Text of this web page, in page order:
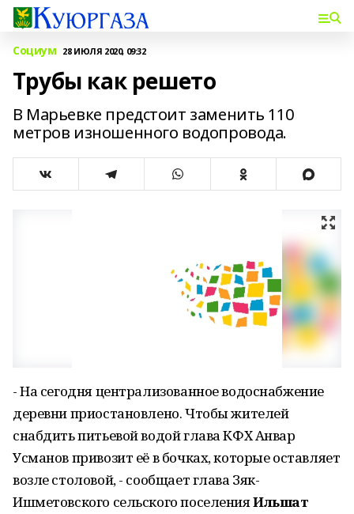
Социум 28 ИЮЛЯ 2020, 09:32
Трубы как решето
В Марьевке предстоит заменить 110
метров изношенного водопровода.
- На сегодня централизованное водоснабжение
деревни приостановлено. Чтобы жителей
снабдить питьевой водой глава КФХ Анвар
Усманов привозит её в бочках, которые оставляет
возле столовой, - сообщает глава Зяк-
Ишметовского сельского поселенияИльшат